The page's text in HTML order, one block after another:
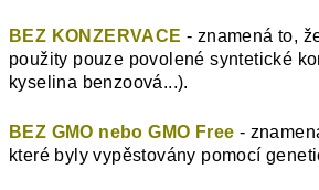
BEZ KONZERVACE - znamená to,
použity pouze povolené syntetické
kyselina benzoová...).
BEZ GMO nebo GMO Free -
které byly vypěstovány pomocí